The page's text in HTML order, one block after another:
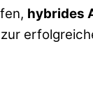
hybrides